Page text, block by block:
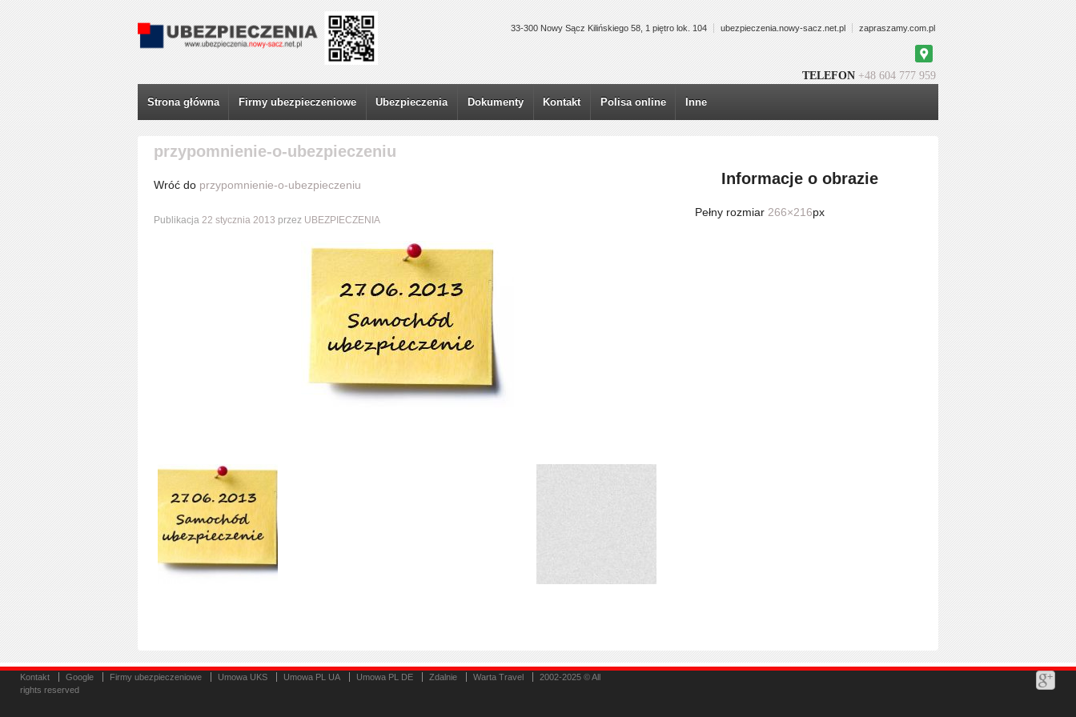
33-300 Nowy Sącz Kilińskiego 58, 1 piętro lok. 104 ubezpieczenia.nowy-sacz.net.pl zapraszamy.com.pl
Maps
TELEFON +48 604 777 959
Strona główna Firmy ubezpieczeniowe Ubezpieczenia Dokumenty Kontakt Polisa online Inne
przypomnienie-o-ubezpieczeniu
Wróć do przypomnienie-o-ubezpieczeniu
Publikacja 22 stycznia 2013 przez UBEZPIECZENIA
Informacje o obrazie
Pełny rozmiar 266×216px
Kontakt Google Firmy ubezpieczeniowe Umowa UKS Umowa PL UA Umowa PL DE Zdalnie Warta Travel
2002-2025 © All
rights reserved